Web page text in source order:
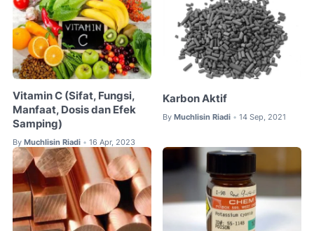
Vitamin C (Sifat, Fungsi,
Manfaat, Dosis dan Efek
Samping)
By Muchlisin Riadi • 16 Apr, 2023
Karbon Aktif
By Muchlisin Riadi • 14 Sep, 2021